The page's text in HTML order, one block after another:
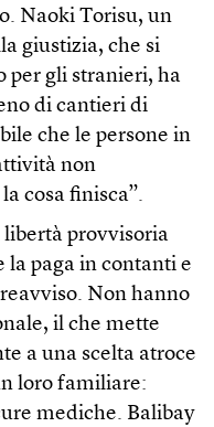
Naoki Torisu, un
giustizia, che si
per gli stranieri, ha
di cantieri di
che le persone in
non
cosa finisca”.
provvisoria
la paga in contanti e
Non hanno
il che mette
a una scelta atroce
loro familiare:
mediche. Balibay